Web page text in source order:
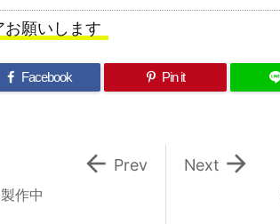
お願いします
Facebook Pin it

Next
作中
 Prev